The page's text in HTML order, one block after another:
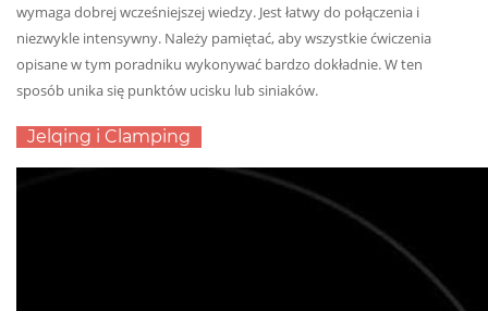
wymaga dobrej wcześniejszej wiedzy. Jest łatwy do połączenia i
niezwykle intensywny. Należy pamiętać, aby wszystkie ćwiczenia
opisane w tym poradniku wykonywać bardzo dokładnie. W ten
sposób unika się punktów ucisku lub siniaków.
Jelqing i Clamping